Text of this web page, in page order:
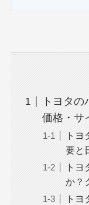
トヨタ
価格・サ
トヨ
要と
ト
か？
ト